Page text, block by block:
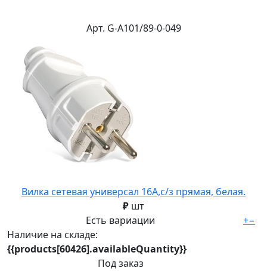
Арт. G-A101/89-0-049
Вилка сетевая универсал 16А,с/з прямая, белая.
₽ шт
Есть вариации
Наличие на складе:
{{products[60426].availableQuantity}}
Под заказ
+−